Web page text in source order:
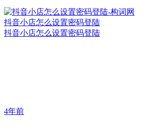
抖音小店怎么设置密码登陆
抖音小店怎么设置密码登陆
4年前